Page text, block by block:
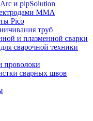
и pipSolution
MMA
Pico
труб
и плазменной сварки
сварочной техники
проволоки
сварных швов